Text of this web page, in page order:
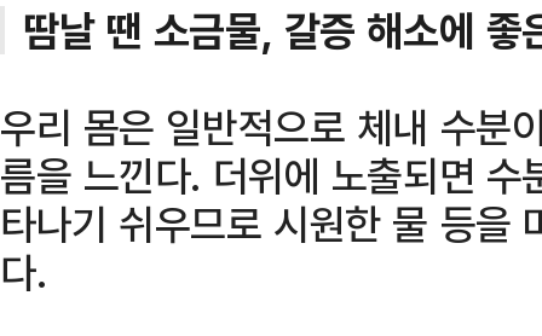
땀날 땐 소금물, 갈증 해소에 좋
우리 몸은 일반적으로 체내 수분
름을 느낀다. 더위에 노출되면
타나기 쉬우므로 시원한 물 등을
다.